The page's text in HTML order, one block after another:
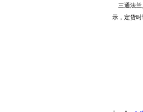
三通法
示，定货时